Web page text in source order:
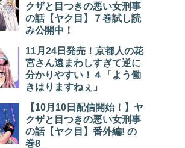
クザと目つきの悪い女刑事
の話【ヤク目】７巻試し読
み公開中！
11月24日発売！京都人の花
宮さん遠まわしすぎて逆に
分かりやすい！４「よう働
きはりますねぇ」
【10月10日配信開始！】ヤ
クザと目つきの悪い女刑事
の話【ヤク目】番外編! の
巻8